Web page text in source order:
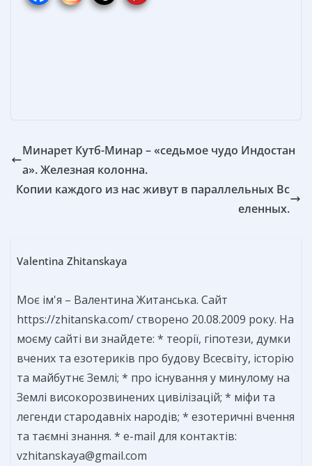
o st n
Минарет Кутб-Минар – «седьмое чудо Индостан
а». Железная колонна.
Копии каждого из нас живут в параллельных Вс
еленных.
Valentina Zhitanskaya
Моє ім'я – Валентина Житанська. Сайт
https://zhitanska.com/ створено 20.08.2009 року. На
моєму сайті ви знайдете: * теорії, гіпотези, думки
вчених та езотериків про будову Всесвіту, історію
та майбутнє Землі; * про існування у минулому на
Землі високорозвинених цивілізацій; * міфи та
легенди стародавніх народів; * езотеричні вчення
та таємні знання. * e-mail для контактів:
vzhitanskaya@gmail.com